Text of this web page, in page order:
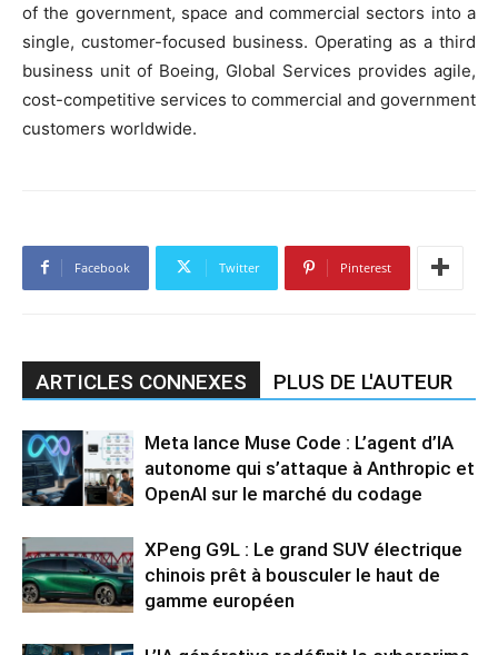
of the government, space and commercial sectors into a
single, customer-focused business. Operating as a third
business unit of Boeing, Global Services provides agile,
cost-competitive services to commercial and government
customers worldwide.
Facebook Twitter Pinterest
ARTICLES CONNEXES PLUS DE L'AUTEUR
Meta lance Muse Code : L’agent d’IA
autonome qui s’attaque à Anthropic et
OpenAI sur le marché du codage
XPeng G9L : Le grand SUV électrique
chinois prêt à bousculer le haut de
gamme européen